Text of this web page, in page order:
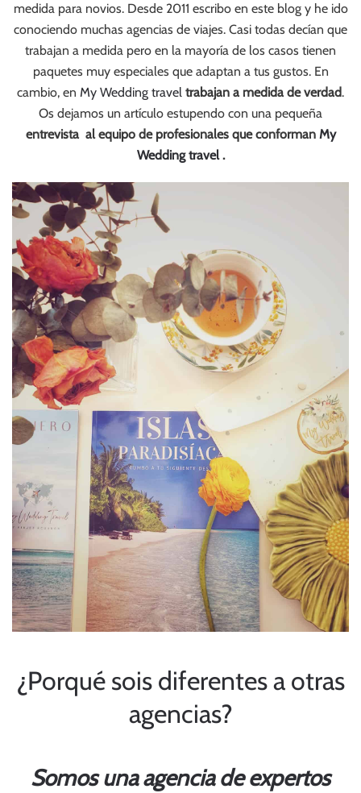
medida para novios. Desde 2011 escribo en este blog y he ido
conociendo muchas agencias de viajes. Casi todas decían que
trabajan a medida pero en la mayoría de los casos tienen
paquetes muy especiales que adaptan a tus gustos. En
cambio, en My Wedding travel trabajan a medida de verdad.
Os dejamos un artículo estupendo con una pequeña
entrevista al equipo de profesionales que conforman My
Wedding travel.
¿Porqué sois diferentes a otras
agencias?
Somos una agencia de expertos